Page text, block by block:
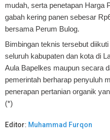
mudah, serta penetapan Harga
gabah kering panen sebesar
bersama Perum Bulog.
Bimbingan teknis tersebut
seluruh kabupaten dan kota di
Aula Bapelkes maupun secara
pemerintah berharap penyuluh
penerapan pertanian organik
(*)
Editor: Muhammad Furqon